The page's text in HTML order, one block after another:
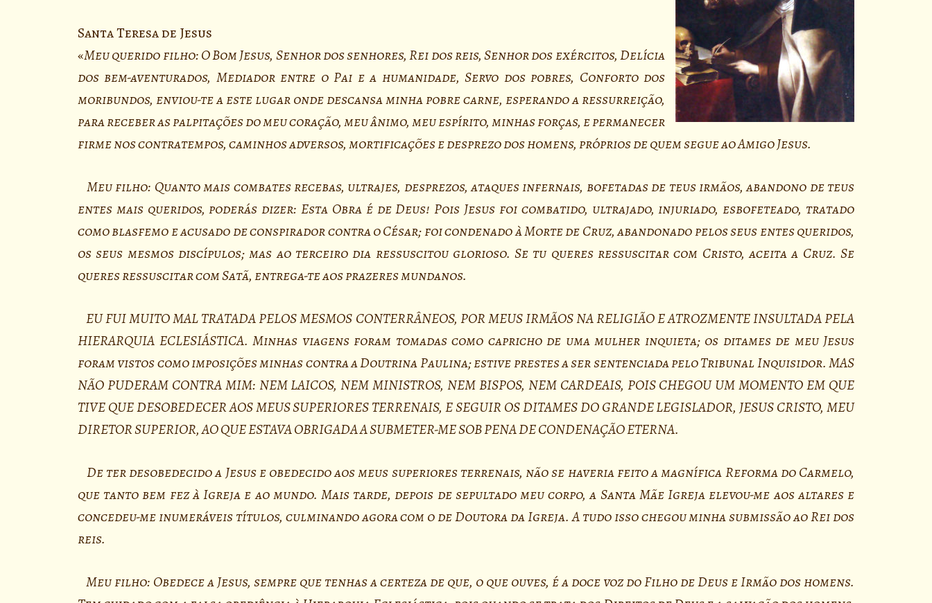
Santa Teresa de Jesus
«Meu querido filho: O Bom Jesus, Senhor dos senhores, Rei dos reis, Senhor dos exércitos, Delícia
dos bem-aventurados, Mediador entre o Pai e a humanidade, Servo dos pobres, Conforto dos
moribundos, enviou-te a este lugar onde descansa minha pobre carne, esperando a ressurreição,
para receber as palpitações do meu coração, meu ânimo, meu espírito, minhas forças, e permanecer
firme nos contratempos, caminhos adversos, mortificações e desprezo dos homens, próprios de quem segue ao Amigo Jesus.
Meu filho: Quanto mais combates recebas, ultrajes, desprezos, ataques infernais, bofetadas de teus irmãos, abandono de teus
entes mais queridos, poderás dizer: Esta Obra é de Deus! Pois Jesus foi combatido, ultrajado, injuriado, esbofeteado, tratado
como blasfemo e acusado de conspirador contra o César; foi condenado à Morte de Cruz, abandonado pelos seus entes queridos,
os seus mesmos discípulos; mas ao terceiro dia ressuscitou glorioso. Se tu queres ressuscitar com Cristo, aceita a Cruz. Se
queres ressuscitar com Satã, entrega-te aos prazeres mundanos.
EU FUI MUITO MAL TRATADA PELOS MESMOS CONTERRÂNEOS, POR MEUS IRMÃOS NA RELIGIÃO E ATROZMENTE INSULTADA PELA
HIERARQUIA ECLESIÁSTICA. Minhas viagens foram tomadas como capricho de uma mulher inquieta; os ditames de meu Jesus
foram vistos como imposições minhas contra a Doutrina Paulina; estive prestes a ser sentenciada pelo Tribunal Inquisidor. MAS
NÃO PUDERAM CONTRA MIM: NEM LAICOS, NEM MINISTROS, NEM BISPOS, NEM CARDEAIS, POIS CHEGOU UM MOMENTO EM QUE
TIVE QUE DESOBEDECER AOS MEUS SUPERIORES TERRENAIS, E SEGUIR OS DITAMES DO GRANDE LEGISLADOR, JESUS CRISTO, MEU
DIRETOR SUPERIOR, AO QUE ESTAVA OBRIGADA A SUBMETER-ME SOB PENA DE CONDENAÇÃO ETERNA.
De ter desobedecido a Jesus e obedecido aos meus superiores terrenais, não se haveria feito a magnífica Reforma do Carmelo,
que tanto bem fez à Igreja e ao mundo. Mais tarde, depois de sepultado meu corpo, a Santa Mãe Igreja elevou-me aos altares e
concedeu-me inumeráveis títulos, culminando agora com o de Doutora da Igreja. A tudo isso chegou minha submissão ao Rei dos
reis.
Meu filho: Obedece a Jesus, sempre que tenhas a certeza de que, o que ouves, é a doce voz do Filho de Deus e Irmão dos homens.